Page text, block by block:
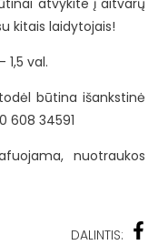
kitais laidytojais!
val.
būtina išankstinė
608 34591
nuotraukos
DALINTIS: